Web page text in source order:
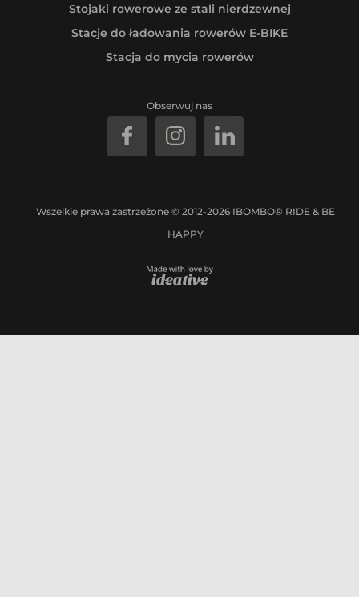
Stojaki rowerowe ze stali nierdzewnej
Stacje do ładowania rowerów E-BIKE
Stacja do mycia rowerów
Obserwuj nas
Wszelkie prawa zastrzeżone © 2012-2026 IBOMBO® RIDE & BE
HAPPY